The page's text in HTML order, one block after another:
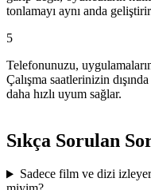
tonlamayı aynı anda
5
Telefonunuzu,
Çalışma saatlerinizin
daha hızlı uyum sağlar.
Sıkça Sorulan
Sadece film ve dizi